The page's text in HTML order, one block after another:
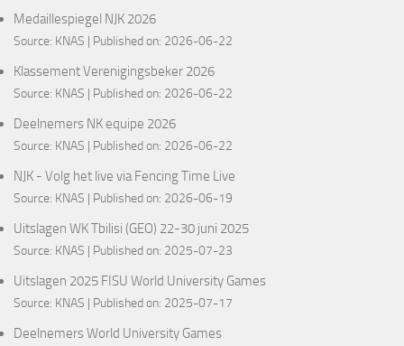
Medaillespiegel NJK 2026
Source: KNAS Published on: 2026-06-22
Klassement Verenigingsbeker 2026
Source: KNAS Published on: 2026-06-22
Deelnemers NK equipe 2026
Source: KNAS Published on: 2026-06-22
NJK - Volg het live via Fencing Time Live
Source: KNAS Published on: 2026-06-19
Uitslagen WK Tbilisi (GEO) 22-30 juni 2025
Source: KNAS Published on: 2025-07-23
Uitslagen 2025 FISU World University Games
Source: KNAS Published on: 2025-07-17
Deelnemers World University Games